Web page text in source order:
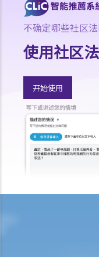
6. 信贷提供者是否必需
有贷款帐户资料？
构会否在其资料库中删
好处？
9. 假若我向银行借了税
条文在2003年6月2日生
的信用咭多年并一直使
数据服务机构提供上述
10. 如我宣布破产，信贷
组协议)，情况会否不同?
12. 如发现信贷提供者或
不确定哪些社区
使用社区
开始使用